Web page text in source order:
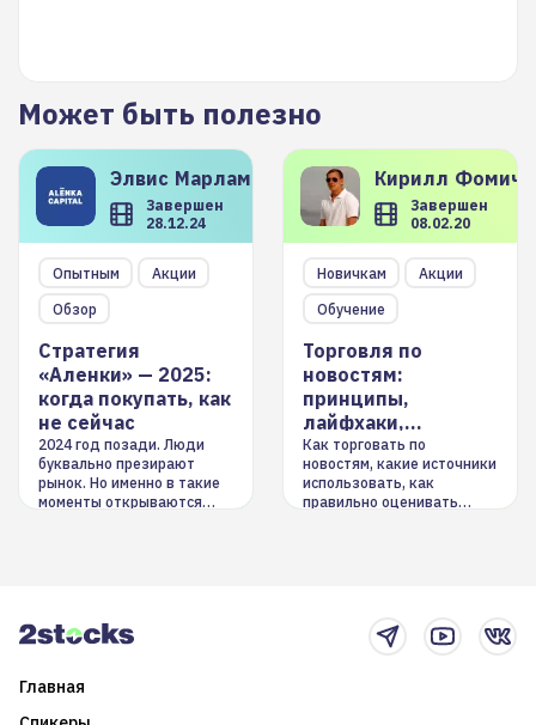
Может быть полезно
Элвис Марламов
Завершен
28.12.24
Опытным
Акции
Обзор
Стратегия
«Аленки» — 2025:
когда покупать, как
не сейчас
2024 год позади. Люди
буквально презирают
рынок. Но именно в такие
моменты открываются
Кирилл
Завершен
08.02.20
Новичкам
Акции
Обучение
Торговля по
новостям:
принципы,
лайфхаки,
инструменты
Как торговать по
новостям, какие источники
использовать, как
правильно оценивать
Главная